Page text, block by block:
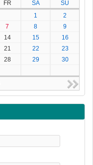
FR SA
SU
1
2
7 8
9
14 15
16
21 22
23
28 29
30